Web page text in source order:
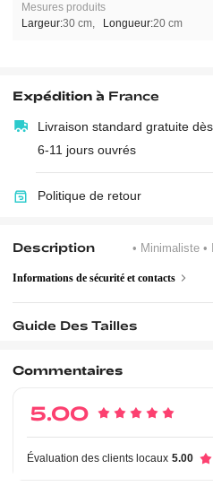
Mesures produits
Largeur:30 cm Longueur:20 cm
Expédition à France
Livraison standard gratuite
6-11 jours ouvrés
Politique de retour
Description • Minimaliste•
Informations de sécurité et contacts
Guide Des Tailles
Commentaires
5.00
Évaluation des clients locaux 5.00